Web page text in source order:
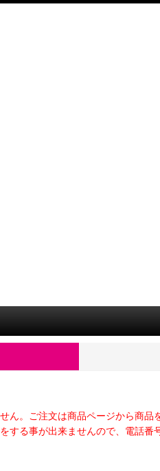
ん。ご注文は商品ページから商品
する事が出来ませんので、電話番